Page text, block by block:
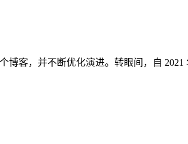
客，并不断优化演进。转眼间，自